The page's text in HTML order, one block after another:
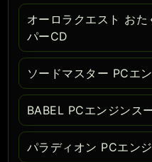
オーロラクエスト お
パーCD
ソードマスター PCエ
BABEL PCエンジンス
パラディオン PCエン